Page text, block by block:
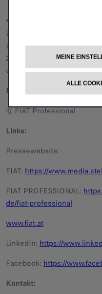
* Kombinierte Werte gem.
Reichweite kann aufgrund
Fahrstil, Route, Wetter
Zustand, Gebrauch und
variieren.
FOTOCREDIT:
© FIAT Professional
Links:
Pressewebsite:
FIAT: https://
FIAT PROFESSIONAL:
de/fiat-professional
www.fiat.at
LinkedIn: https://
Facebook: https://
Kontakt:
MEINE
ALLE